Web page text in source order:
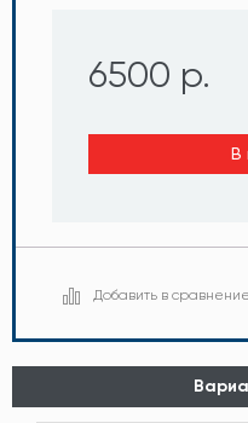
6500 р.
В
Добавить в сравнение